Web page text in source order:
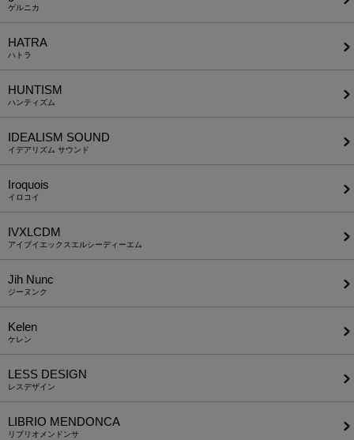
ゲルニカ
HATRA
ハトラ
HUNTISM
ハンティズム
IDEALISM SOUND
イデアリズム サウンド
Iroquois
イロコイ
IVXLCDM
アイブイエックスエルシーディーエム
Jih Nunc
ジーヌンク
Kelen
ケレン
LESS DESIGN
レスデザイン
LIBRIO MENDONCA
リブリオメンドンサ